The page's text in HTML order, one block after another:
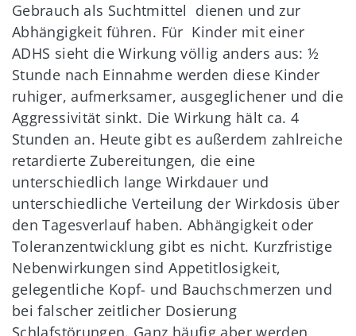
Gebrauch als Suchtmittel dienen und zur
Abhängigkeit führen. Für Kinder mit einer
ADHS sieht die Wirkung völlig anders aus: ½
Stunde nach Einnahme werden diese Kinder
ruhiger, aufmerksamer, ausgeglichener und die
Aggressivität sinkt. Die Wirkung hält ca. 4
Stunden an. Heute gibt es außerdem zahlreiche
retardierte Zubereitungen, die eine
unterschiedlich lange Wirkdauer und
unterschiedliche Verteilung der Wirkdosis über
den Tagesverlauf haben. Abhängigkeit oder
Toleranzentwicklung gibt es nicht. Kurzfristige
Nebenwirkungen sind Appetitlosigkeit,
gelegentliche Kopf- und Bauchschmerzen und
bei falscher zeitlicher Dosierung
Schlafstörungen. Ganz häufig aber werden